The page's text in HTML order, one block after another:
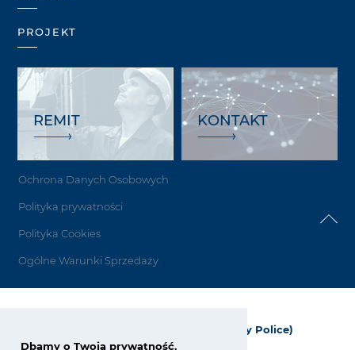
Dbamy o Twoją prywatność.
PROJEKT
REMIT KONTAKT
Ochrona Danych Osobowych
Polityka prywatności
Polityka Cookies
Ogólne Warunki Sprzedaży
Grupa Azoty Polyolefins (Polimery Police)